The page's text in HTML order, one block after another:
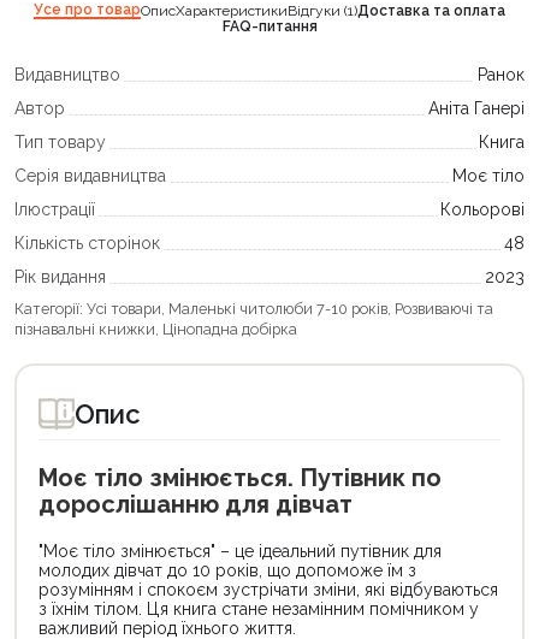
Усе про товарОписХарактеристикиВідгуки (1)Доставка та оплата
FAQ-питання
Видавництво
Ранок
Автор
Аніта Ганері
Тип товару
Книга
Серія видавництва
Моє тіло
Ілюстрації
Кольорові
Кількість сторінок
48
Рік видання
2023
Категорії: Усі товари, Маленькі читолюби 7-10 років, Розвиваючі та
пізнавальні книжки, Цінопадна добірка
Опис
Моє тіло змінюється. Путівник по
дорослішанню для дівчат
"Моє тіло змінюється" – це ідеальний путівник для
молодих дівчат до 10 років, що допоможе їм з
розумінням і спокоєм зустрічати зміни, які відбуваються
з їхнім тілом. Ця книга стане незамінним помічником у
важливий період їхнього життя.